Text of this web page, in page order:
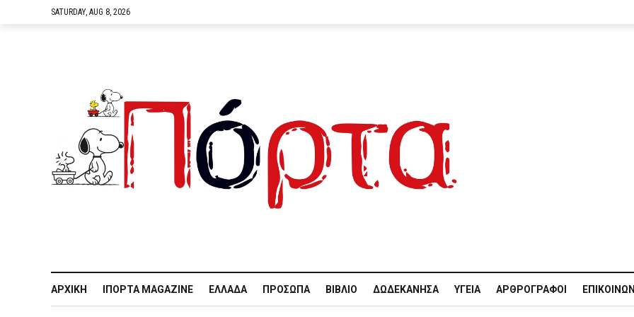
SATURDAY, AUG 8, 2026
ΑΡΧΙΚΉ IΠΌΡΤΑ MAGAZINE ΕΛΛΆΔΑ ΠΡΌΣΩΠΑ ΒΙΒΛΊΟ ΔΩΔΕΚΆΝΗΣΑ ΥΓΕΊΑ ΑΡΘΡΟΓΡΆΦΟΙ